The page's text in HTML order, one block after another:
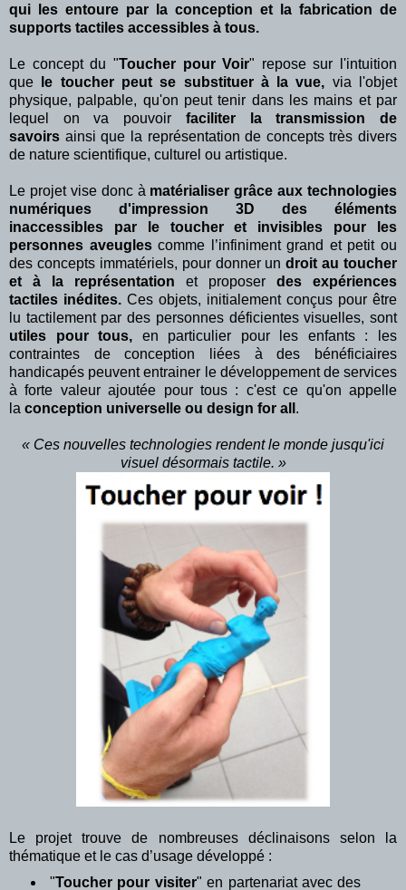
qui les entoure par la conception et la fabrication de
supports tactiles accessibles à tous.
Le concept du "Toucher pour Voir" repose sur l'intuition
que
le toucher peut se substituer à la vue, via l'objet
physique, palpable, qu'on peut tenir dans les mains et par
lequel on va pouvoir faciliter la transmission de
savoirs ainsi que la représentation de concepts très divers
de nature scientifique, culturel ou artistique.
Le projet vise donc à matérialiser grâce aux technologies
numériques d'impression 3D des éléments
inaccessibles par le toucher et invisibles pour les
personnes aveuglescomme l’infiniment grand et petit ou
des concepts immatériels, pour donner undroit au toucher
et à la représentation et proposer des expériences
tactiles inédites. Ces objets, initialement conçus pour être
lu tactilement par des personnes déficientes visuelles, sont
utiles pour tous, en particulier pour les enfants : les
contraintes de conception liées à des bénéficiaires
handicapés peuvent entrainer le développement de services
à forte valeur ajoutée pour tous : c'est ce qu'on appelle
la conception universelle ou design for all .
« Ces nouvelles technologies rendent le monde jusqu'ici
visuel désormais tactile. »
Le projet trouve de nombreuses déclinaisons selon la
thématique et le cas d’usage développé :
"Toucher pour visiter" en partenariat avec des